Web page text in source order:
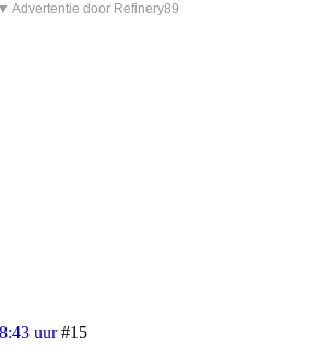
▼ Advertentie door Refinery89
uur #15